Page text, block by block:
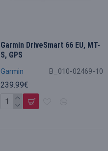
Garmin B_010-02469-10
Garmin DriveSmart 66 EU, MT-
S, GPS
239.99€